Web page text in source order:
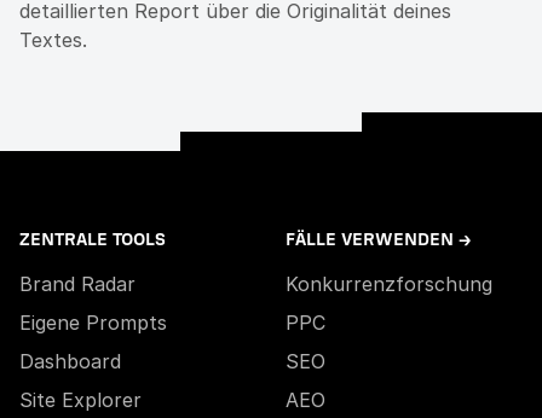
detaillierten Report über die Originalität deines
Textes.
ZENTRALE TOOLS
Brand Radar
Eigene Prompts
Dashboard
Site Explorer
FÄLLE VERWENDEN →
Konkurrenzforschung
PPC
SEO
AEO